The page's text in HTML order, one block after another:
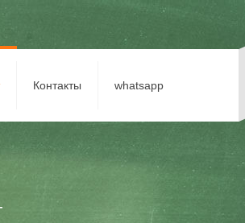
Контакты whatsapp